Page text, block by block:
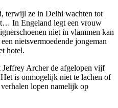
terwijl ze in Delhi wachten tot
In Engeland legt een vrouw
niet in vlammen kan
nietsvermoedende jongeman
hotel.
Archer de afgelopen vijf
is onmogelijk niet te lachen of
lopen namelijk op